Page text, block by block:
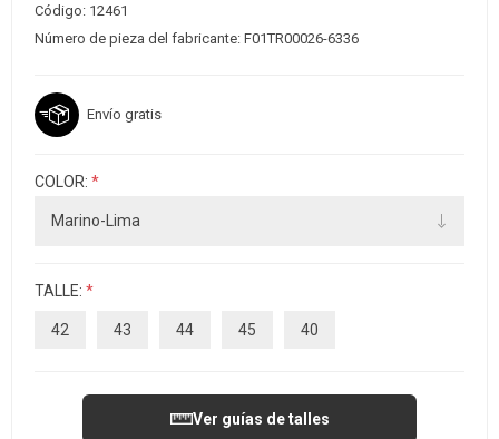
Código: 12461
Número de pieza del fabricante: F01TR00026-6336
Envío gratis
COLOR: *
TALLE: *
42 43 44 45 40
Ver guías de talles